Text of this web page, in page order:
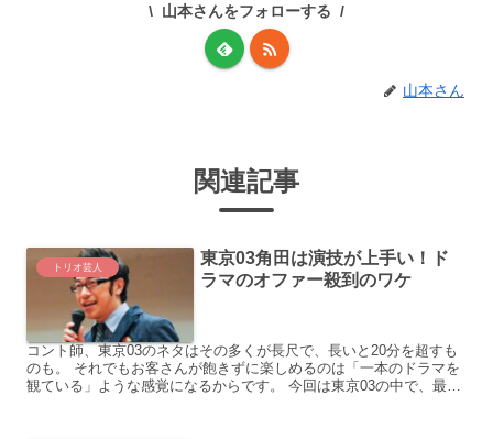
山本さんをフォローする
山本さん
関連記事
トリオ芸人
東京03角田は演技が上手い！ド
ラマのオファー殺到のワケ
コント師、東京03のネタはその多くが長尺で、長いと20分を超すも
のも。 それでもお客さんが飽きずに楽しめるのは「一本のドラマを
観ている」ような感覚になるからです。 今回は東京03の中で、最も